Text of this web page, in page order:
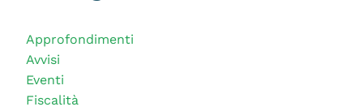
Approfondimenti
Avvisi
Eventi
Fiscalità